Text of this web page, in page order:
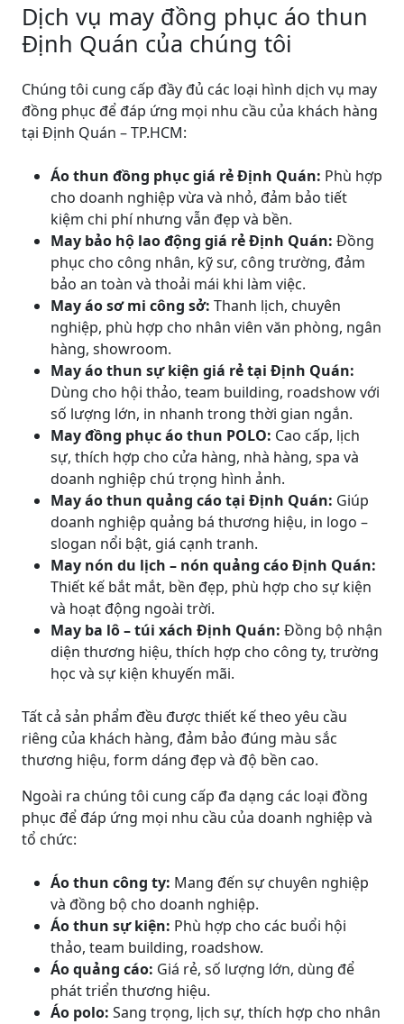
Dịch vụ may đồng phục áo thun
Định Quán của chúng tôi
Chúng tôi cung cấp đầy đủ các loại hình dịch vụ may
đồng phục để đáp ứng mọi nhu cầu của khách hàng
tại Định Quán – TP.HCM:
Áo thun đồng phục giá rẻ Định Quán: Phù hợp
cho doanh nghiệp vừa và nhỏ, đảm bảo tiết
kiệm chi phí nhưng vẫn đẹp và bền.
May bảo hộ lao động giá rẻ Định Quán: Đồng
phục cho công nhân, kỹ sư, công trường, đảm
bảo an toàn và thoải mái khi làm việc.
May áo sơ mi công sở: Thanh lịch, chuyên
nghiệp, phù hợp cho nhân viên văn phòng, ngân
hàng, showroom.
May áo thun sự kiện giá rẻ tại Định Quán:
Dùng cho hội thảo, team building, roadshow với
số lượng lớn, in nhanh trong thời gian ngắn.
May đồng phục áo thun POLO: Cao cấp, lịch
sự, thích hợp cho cửa hàng, nhà hàng, spa và
doanh nghiệp chú trọng hình ảnh.
May áo thun quảng cáo tại Định Quán: Giúp
doanh nghiệp quảng bá thương hiệu, in logo –
slogan nổi bật, giá cạnh tranh.
May nón du lịch – nón quảng cáo Định Quán:
Thiết kế bắt mắt, bền đẹp, phù hợp cho sự kiện
và hoạt động ngoài trời.
May ba lô – túi xách Định Quán: Đồng bộ nhận
diện thương hiệu, thích hợp cho công ty, trường
học và sự kiện khuyến mãi.
Tất cả sản phẩm đều được thiết kế theo yêu cầu
riêng của khách hàng, đảm bảo đúng màu sắc
thương hiệu, form dáng đẹp và độ bền cao.
Ngoài ra chúng tôi cung cấp đa dạng các loại đồng
phục để đáp ứng mọi nhu cầu của doanh nghiệp và
tổ chức:
Áo thun công ty: Mang đến sự chuyên nghiệp
và đồng bộ cho doanh nghiệp.
Áo thun sự kiện: Phù hợp cho các buổi hội
thảo, team building, roadshow.
Áo quảng cáo: Giá rẻ, số lượng lớn, dùng để
phát triển thương hiệu.
Áo polo: Sang trọng, lịch sự, thích hợp cho nhân